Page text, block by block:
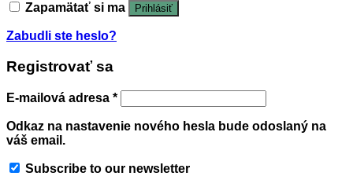
Zapamätať si ma Prihlásiť
Zabudli ste heslo?
Registrovať sa
E-mailová adresa *
Odkaz na nastavenie nového hesla bude odoslaný na
váš email.
Subscribe to our newsletter